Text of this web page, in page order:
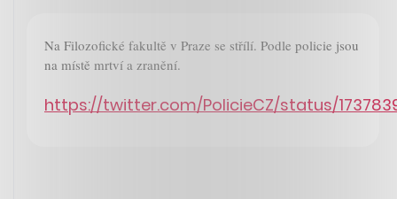
Na Filozofické fakultě v Praze se střílí. Podle policie jsou
na místě mrtví a zranění.
https://twitter.com/PolicieCZ/status/